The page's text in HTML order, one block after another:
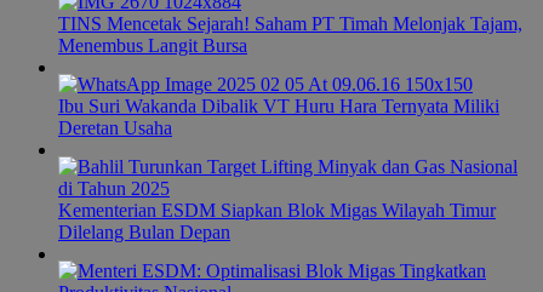
TINS Mencetak Sejarah! Saham PT Timah Melonjak Tajam,
Menembus Langit Bursa
Ibu Suri Wakanda Dibalik VT Huru Hara Ternyata Miliki
Deretan Usaha
Kementerian ESDM Siapkan Blok Migas Wilayah Timur
Dilelang Bulan Depan